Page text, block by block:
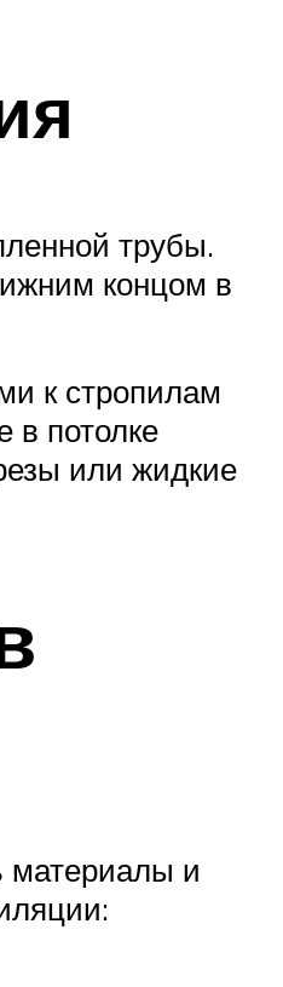
трубы.
концом в
к стропилам
в потолке
или жидкие
материалы и